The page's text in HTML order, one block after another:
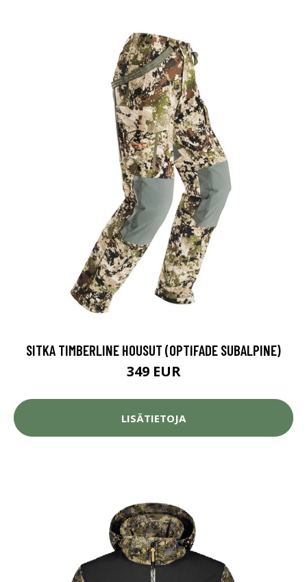
SITKA TIMBERLINE HOUSUT (OPTIFADE SUBALPINE)
349 EUR
LISÄTIETOJA